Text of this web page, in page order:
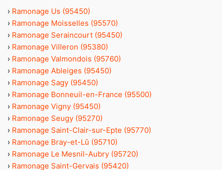
› Ramonage Us (95450)
› Ramonage Moisselles (95570)
› Ramonage Seraincourt (95450)
› Ramonage Villeron (95380)
› Ramonage Valmondois (95760)
› Ramonage Ableiges (95450)
› Ramonage Sagy (95450)
› Ramonage Bonneuil-en-France (95500)
› Ramonage Vigny (95450)
› Ramonage Seugy (95270)
› Ramonage Saint-Clair-sur-Epte (95770)
› Ramonage Bray-et-Lû (95710)
› Ramonage Le Mesnil-Aubry (95720)
› Ramonage Saint-Gervais (95420)